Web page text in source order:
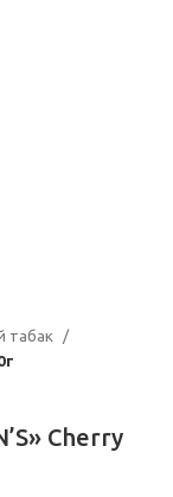
табак
Cherry